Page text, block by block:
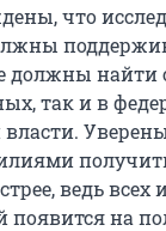
что
должны найти
так и в
власти.
ведь всех
появится на